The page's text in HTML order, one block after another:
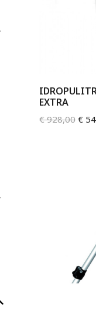
EXTRA
€928,00 €